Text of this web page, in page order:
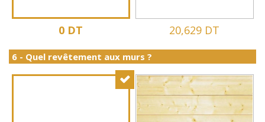
0 DT 20,629 DT
6 - Quel revêtement aux murs ?